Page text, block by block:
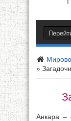
»
Анкара –